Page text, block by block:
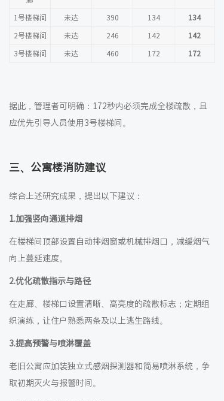
1号楼梯间 未达 390 134 134
2号楼梯间 未达 246 142 142
3号楼梯间 未达 460 172 172
据此，管理者可明确：172秒内必须完成全楼疏散，且
应优先引导人员使用3号楼梯间。
三、公寓楼消防建议
综合上述研究成果，提出以下建议：
1.加强竖向通道排烟
在楼梯间顶部设置自动排烟窗或机械排烟口，减缓烟气
向上蔓延速度。
2.优化疏散指示与路径
在走廊、楼梯口设置清晰、高亮度的疏散标志；定期组
织演练，让住户熟悉两条及以上逃生路线。
3.提高预警与喷淋覆盖
老旧公寓应加装独立式感烟探测器和简易喷淋系统，争
取初期灭火与报警时间。